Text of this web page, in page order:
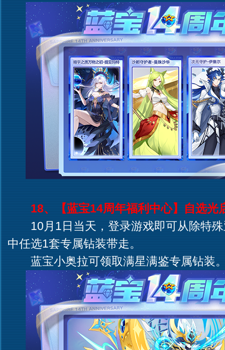
18、【蓝宝14周年福利中心】自选光
10月1日当天，登录游戏即可从除特殊
中任选1套专属钻装带走。
蓝宝小奥拉可领取满星满鉴专属钻装